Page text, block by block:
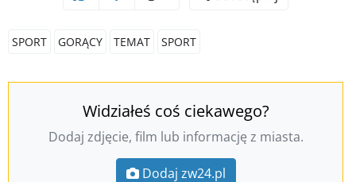
SPORT GORĄCY TEMAT SPORT
Widziałeś coś ciekawego?
Dodaj zdjęcie, film lub informację z miasta.
Dodaj zw24.pl